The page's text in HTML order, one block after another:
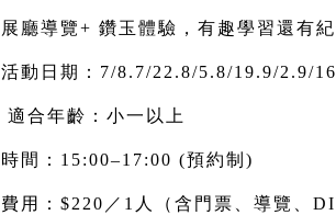
展廳導覽+ 鑽玉體驗，有趣學習還有紀
活動日期：7/8.7/22.8/5.8/19.9/2.9/
適合年齡：小一以上
時間：15:00–17:00 (預約制)
費用：$220／1人（含門票、導覽、